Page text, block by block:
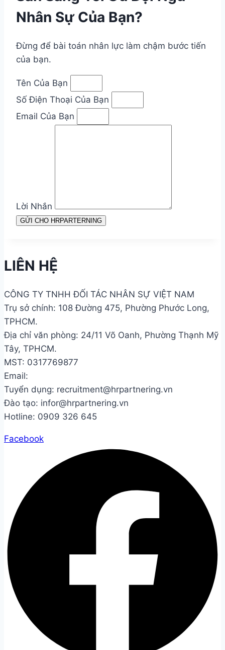
Nhân Sự Của Bạn?
Đừng để bài toán nhân lực làm chậm bước tiến
của bạn.
Tên Của Bạn
Số Điện Thoại Của Bạn
Email Của Bạn
Lời Nhắn
GỬI CHO HRPARTERNING
LIÊN HỆ
CÔNG TY TNHH ĐỐI TÁC NHÂN SỰ VIỆT NAM
Trụ sở chính: 108 Đường 475, Phường Phước Long,
TPHCM.
Địa chỉ văn phòng: 24/11 Võ Oanh, Phường Thạnh Mỹ
Tây, TPHCM.
MST: 0317769877
Email:
Tuyển dụng: recruitment@hrpartnering.vn
Đào tạo: infor@hrpartnering.vn
Hotline: 0909 326 645
Facebook